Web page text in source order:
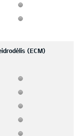
(ECM)